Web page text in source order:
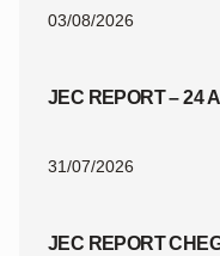
03/08/2026
JEC REPORT – 24
31/07/2026
JEC REPORT